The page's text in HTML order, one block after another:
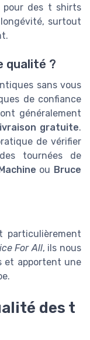
pour des t shirts
surtout
qualité ?
sans vous
de confiance
généralement
livraison gratuite.
de vérifier
tournées de
ou Bruce
particulièrement
For All, ils nous
et apportent une
des t